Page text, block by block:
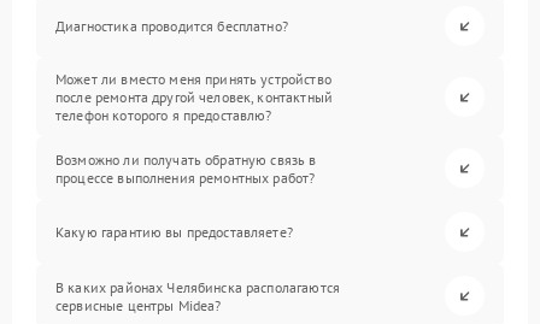
Диагностика проводится бесплатно?
Может ли вместо меня принять устройство
после ремонта другой человек, контактный
телефон которого я предоставлю?
Возможно ли получать обратную связь в
процессе выполнения ремонтных работ?
Какую гарантию вы предоставляете?
В каких районах Челябинска располагаются
сервисные центры Midea?